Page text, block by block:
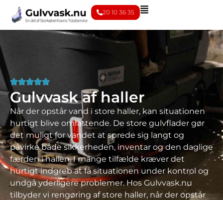
20 10 36 35
Gulvvask af haller
Når der opstår vand i store haller, kan situationen
hurtigt blive omfattende. De store gulvflader gør
det muligt for vandet at sprede sig langt og
påvirke både sikkerheden, inventar og den daglige
færden i hallen. I mange tilfælde kræver det
hurtigt indgreb at få situationen under kontrol og
undgå yderligere problemer. Hos Gulvvask.nu
tilbyder vi rengøring af store haller, når der opstår